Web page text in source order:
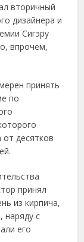
вторичный
дизайнера и
Сигэру
впрочем,
принять
по
десятков
принял
из кирпича,
наряду с
его